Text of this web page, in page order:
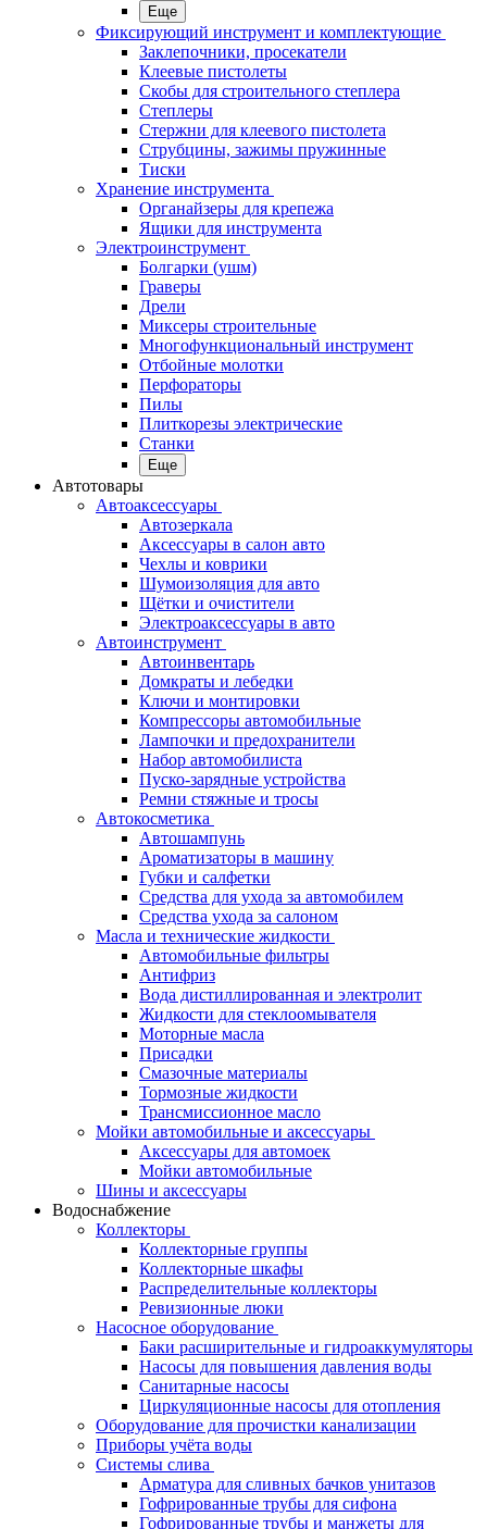
Еще
Фиксирующий инструмент и комплектующие
Заклепочники, просекатели
Клеевые пистолеты
Скобы для строительного степлера
Степлеры
Стержни для клеевого пистолета
Струбцины, зажимы пружинные
Тиски
Хранение инструмента
Органайзеры для крепежа
Ящики для инструмента
Электроинструмент
Болгарки (ушм)
Граверы
Дрели
Миксеры строительные
Многофункциональный инструмент
Отбойные молотки
Перфораторы
Пилы
Плиткорезы электрические
Станки
Еще
Автотовары
Автоаксессуары
Автозеркала
Аксессуары в салон авто
Чехлы и коврики
Шумоизоляция для авто
Щётки и очистители
Электроаксессуары в авто
Автоинструмент
Автоинвентарь
Домкраты и лебедки
Ключи и монтировки
Компрессоры автомобильные
Лампочки и предохранители
Набор автомобилиста
Пуско-зарядные устройства
Ремни стяжные и тросы
Автокосметика
Автошампунь
Ароматизаторы в машину
Губки и салфетки
Средства для ухода за автомобилем
Средства ухода за салоном
Масла и технические жидкости
Автомобильные фильтры
Антифриз
Вода дистиллированная и электролит
Жидкости для стеклоомывателя
Моторные масла
Присадки
Смазочные материалы
Тормозные жидкости
Трансмиссионное масло
Мойки автомобильные и аксессуары
Аксессуары для автомоек
Мойки автомобильные
Шины и аксессуары
Водоснабжение
Коллекторы
Коллекторные группы
Коллекторные шкафы
Распределительные коллекторы
Ревизионные люки
Насосное оборудование
Баки расширительные и гидроаккумуляторы
Насосы для повышения давления воды
Санитарные насосы
Циркуляционные насосы для отопления
Оборудование для прочистки канализации
Приборы учёта воды
Системы слива
Арматура для сливных бачков унитазов
Гофрированные трубы для сифона
Гофрированные трубы и манжеты для